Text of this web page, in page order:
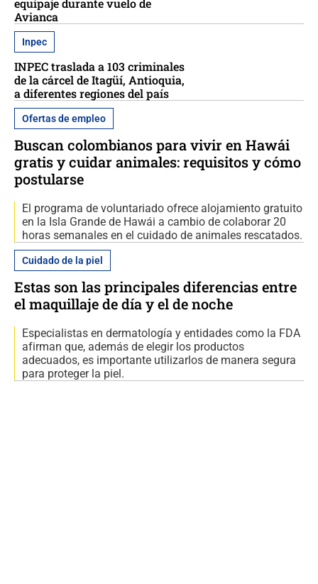
equipaje durante vuelo de
Avianca
Inpec
INPEC traslada a 103 criminales
de la cárcel de Itagüí, Antioquia,
a diferentes regiones del país
Ofertas de empleo
Buscan colombianos para vivir en Hawái
gratis y cuidar animales: requisitos y cómo
postularse
El programa de voluntariado ofrece alojamiento gratuito
en la Isla Grande de Hawái a cambio de colaborar 20
horas semanales en el cuidado de animales rescatados.
Cuidado de la piel
Estas son las principales diferencias entre
el maquillaje de día y el de noche
Especialistas en dermatología y entidades como la FDA
afirman que, además de elegir los productos
adecuados, es importante utilizarlos de manera segura
para proteger la piel.